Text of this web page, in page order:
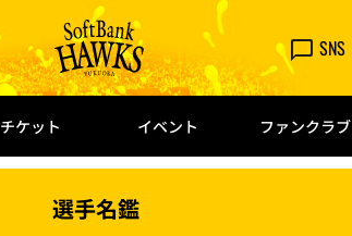
SNS
チケット イベント ファンクラブ
選手名鑑